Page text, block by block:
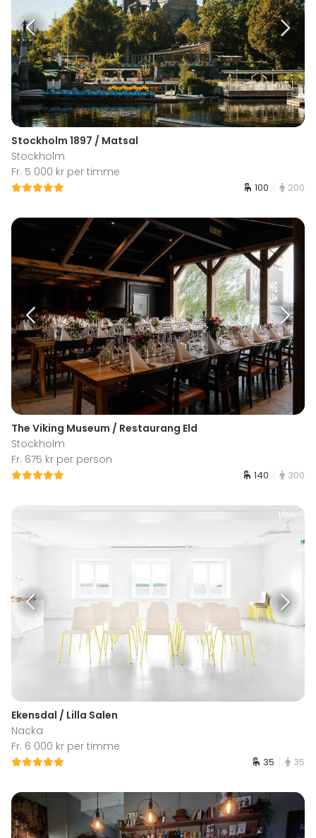
Stockholm 1897 / Matsal
Stockholm
Fr. 5 000 kr per timme
100 200
The Viking Museum / Restaurang Eld
Stockholm
Fr. 675 kr per person
140 300
Ekensdal / Lilla Salen
Nacka
Fr. 6 000 kr per timme
35 35